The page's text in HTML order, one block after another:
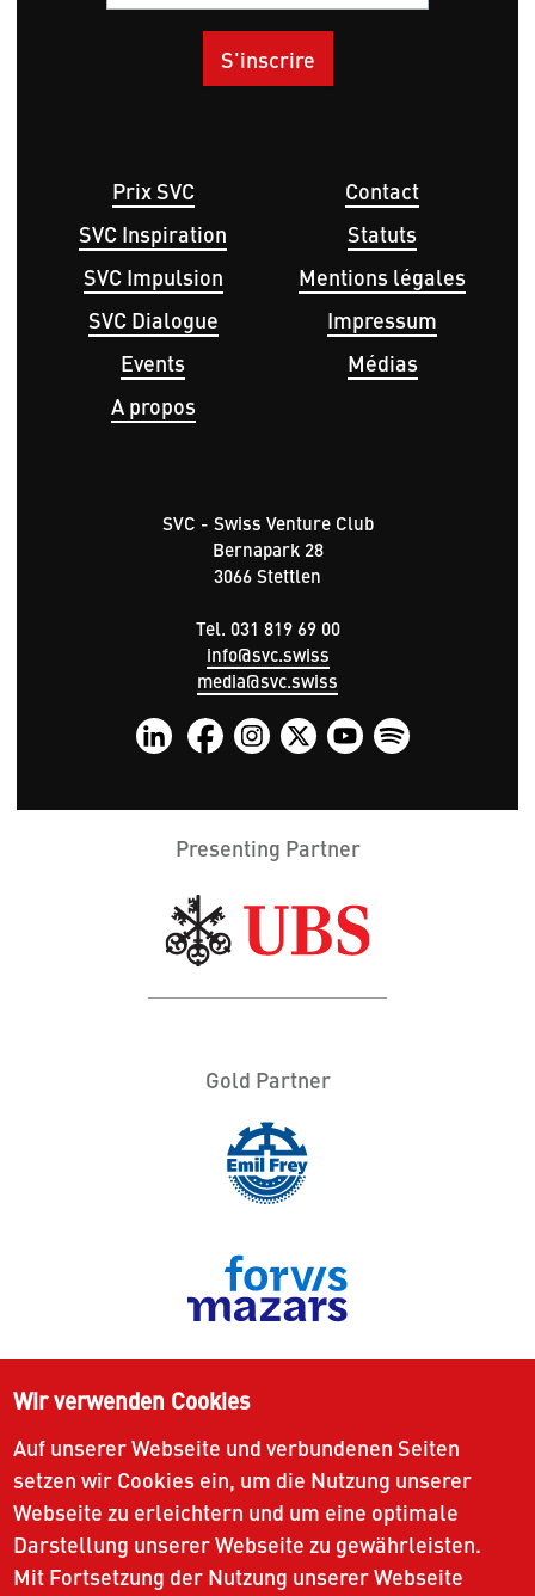
Hauptnavigation
Prix SVC
SVC Inspiration
SVC Impulsion
SVC Dialogue
Events
A propos
page
Contact
Statuts
Mentions légales
Impressum
Médias
SVC - Swiss Venture Club
Bernapark 28
3066 Stettlen
Tel. 031 819 69 00
info@svc.swiss
media@svc.swiss
Presenting Partner
Gold Partner
Wir verwenden Cookies
Auf unserer Webseite und verbundenen Seiten
setzen wir Cookies ein, um die Nutzung unserer
Webseite zu erleichtern und um eine optimale
Darstellung unserer Webseite zu gewährleisten.
Mit Fortsetzung der Nutzung unserer Webseite